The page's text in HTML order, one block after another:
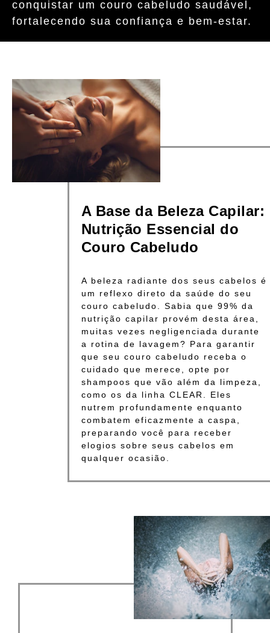
conquistar um couro cabeludo saudável,
fortalecendo sua confiança e bem-estar.
A Base da Beleza Capilar:
Nutrição Essencial do
Couro Cabeludo
A beleza radiante dos seus cabelos é
um reflexo direto da saúde do seu
couro cabeludo. Sabia que 99% da
nutrição capilar provém desta área,
muitas vezes negligenciada durante
a rotina de lavagem? Para garantir
que seu couro cabeludo receba o
cuidado que merece, opte por
shampoos que vão além da limpeza,
como os da linha CLEAR. Eles
nutrem profundamente enquanto
combatem eficazmente a caspa,
preparando você para receber
elogios sobre seus cabelos em
qualquer ocasião.